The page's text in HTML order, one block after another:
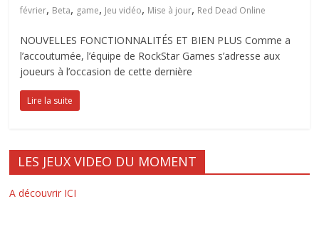
février, Beta, game, Jeu vidéo, Mise à jour, Red Dead Online
NOUVELLES FONCTIONNALITÉS ET BIEN PLUS Comme a
l’accoutumée, l’équipe de RockStar Games s’adresse aux
joueurs à l’occasion de cette dernière
Lire la suite
LES JEUX VIDEO DU MOMENT
A découvrir ICI